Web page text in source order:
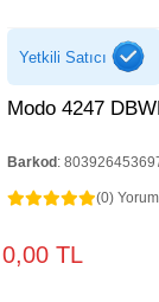
Yetkili Satıcı
Modo 4247
Barkod :
(0) Yorum
0,00 TL